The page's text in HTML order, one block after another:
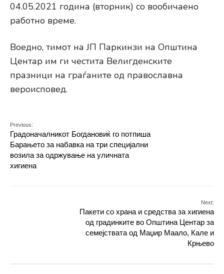
04.05.2021 година (вторник) со вообичаено
работно време.
Воедно, тимот на ЈП Паркинзи на Општина
Центар им ги честита Велигденските
празници на граѓаните од православна
вероисповед.
Previous:
Градоначалникот Богдановиќ го потпиша
Барањето за набавка на три специјални
возила за одржување на уличната
хигиена
Next:
Пакети со храна и средства за хигиена
од градинките во Општина Центар за
семејствата од Маџир Маало, Кале и
Крњево